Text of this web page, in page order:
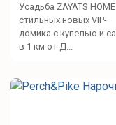
Усадьба ZAYATS
стильных новых VIP-
домика с купелью и
в 1 км от Д...